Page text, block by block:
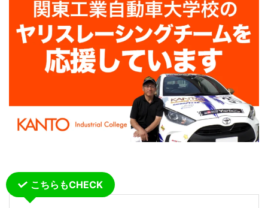
こちらもCHECK